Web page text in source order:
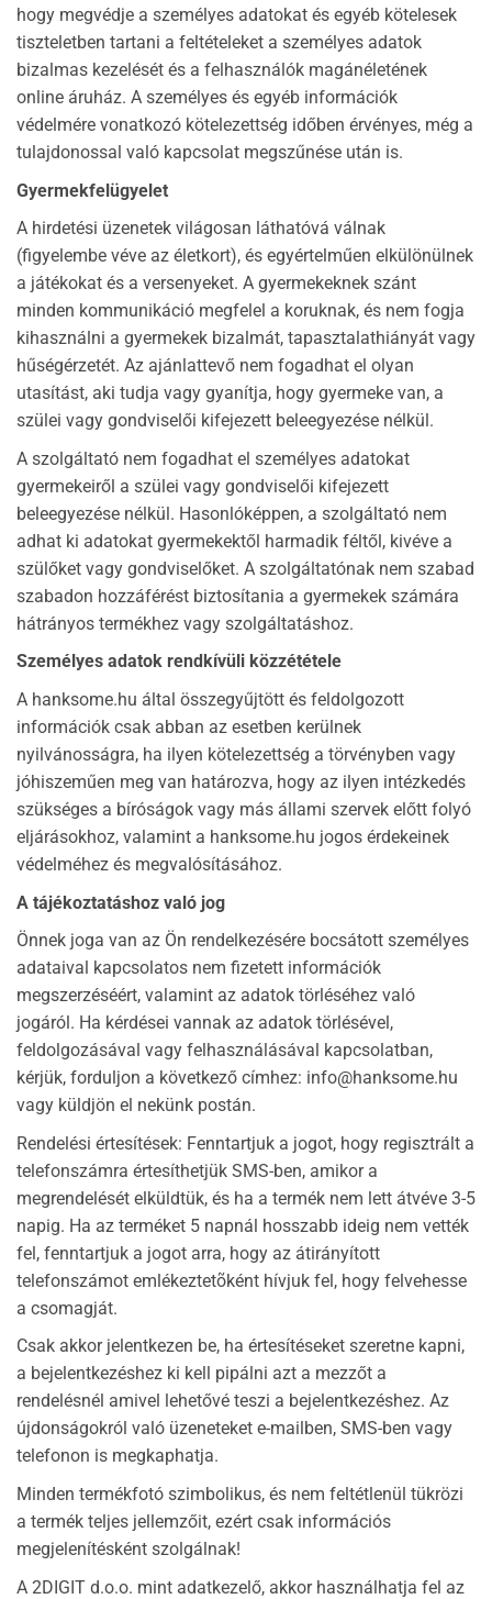
hogy megvédje a személyes adatokat és egyéb kötelesek
tiszteletben tartani a feltételeket a személyes adatok
bizalmas kezelését és a felhasználók magánéletének
online áruház. A személyes és egyéb információk
védelmére vonatkozó kötelezettség időben érvényes, még a
tulajdonossal való kapcsolat megszűnése után is.
Gyermekfelügyelet
A hirdetési üzenetek világosan láthatóvá válnak
(figyelembe véve az életkort), és egyértelműen elkülönülnek
a játékokat és a versenyeket. A gyermekeknek szánt
minden kommunikáció megfelel a koruknak, és nem fogja
kihasználni a gyermekek bizalmát, tapasztalathiányát vagy
hűségérzetét. Az ajánlattevő nem fogadhat el olyan
utasítást, aki tudja vagy gyanítja, hogy gyermeke van, a
szülei vagy gondviselői kifejezett beleegyezése nélkül.
A szolgáltató nem fogadhat el személyes adatokat
gyermekeiről a szülei vagy gondviselői kifejezett
beleegyezése nélkül. Hasonlóképpen, a szolgáltató nem
adhat ki adatokat gyermekektől harmadik féltől, kivéve a
szülőket vagy gondviselőket. A szolgáltatónak nem szabad
szabadon hozzáférést biztosítania a gyermekek számára
hátrányos termékhez vagy szolgáltatáshoz.
Személyes adatok rendkívüli közzététele
A hanksome.hu által összegyűjtött és feldolgozott
információk csak abban az esetben kerülnek
nyilvánosságra, ha ilyen kötelezettség a törvényben vagy
jóhiszeműen meg van határozva, hogy az ilyen intézkedés
szükséges a bíróságok vagy más állami szervek előtt folyó
eljárásokhoz, valamint a hanksome.hu jogos érdekeinek
védelméhez és megvalósításához.
A tájékoztatáshoz való jog
Önnek joga van az Ön rendelkezésére bocsátott személyes
adataival kapcsolatos nem fizetett információk
megszerzéséért, valamint az adatok törléséhez való
jogáról. Ha kérdései vannak az adatok törlésével,
feldolgozásával vagy felhasználásával kapcsolatban,
kérjük, forduljon a következő címhez: info@hanksome.hu
vagy küldjön el nekünk postán.
Rendelési értesítések: Fenntartjuk a jogot, hogy regisztrált a
telefonszámra értesíthetjük SMS-ben, amikor a
megrendelését elküldtük, és ha a termék nem lett átvéve 3-5
napig. Ha az terméket 5 napnál hosszabb ideig nem vették
fel, fenntartjuk a jogot arra, hogy az átirányított
telefonszámot emlékeztetõként hívjuk fel, hogy felvehesse
a csomagját.
Csak akkor jelentkezen be, ha értesítéseket szeretne kapni,
a bejelentkezéshez ki kell pipálni azt a mezzőt a
rendelésnél amivel lehetővé teszi a bejelentkezéshez. Az
újdonságokról való üzeneteket e-mailben, SMS-ben vagy
telefonon is megkaphatja.
Minden termékfotó szimbolikus, és nem feltétlenül tükrözi
a termék teljes jellemzőit, ezért csak információs
megjelenítésként szolgálnak!
A 2DIGIT d.o.o. mint adatkezelő, akkor használhatja fel az